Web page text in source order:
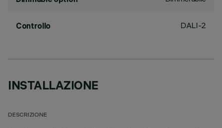
Controllo DALI-2
INSTALLAZIONE
DESCRIZIONE